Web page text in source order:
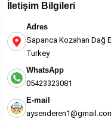
İletişim Bilgileri
Adres
Sapanca Kozahan Dağ
Turkey
WhatsApp
05423323081
E-mail